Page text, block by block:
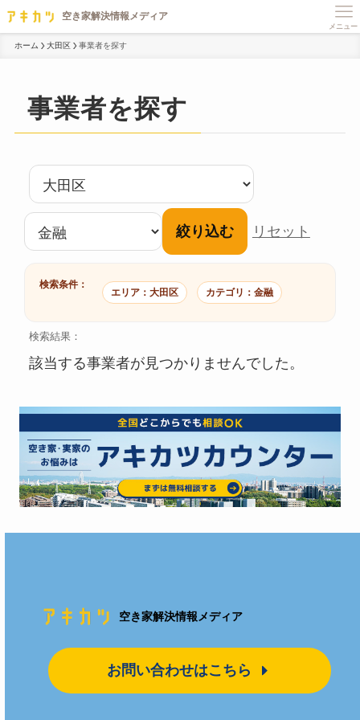
メニュー
ホーム 大田区 事業者を探す
事業者を探す
絞り込む リセット
検索条件：
エリア：大田区 カテゴリ：金融
検索結果：
該当する事業者が見つかりませんでした。
空き家解決情報メディア
お問い合わせはこちら